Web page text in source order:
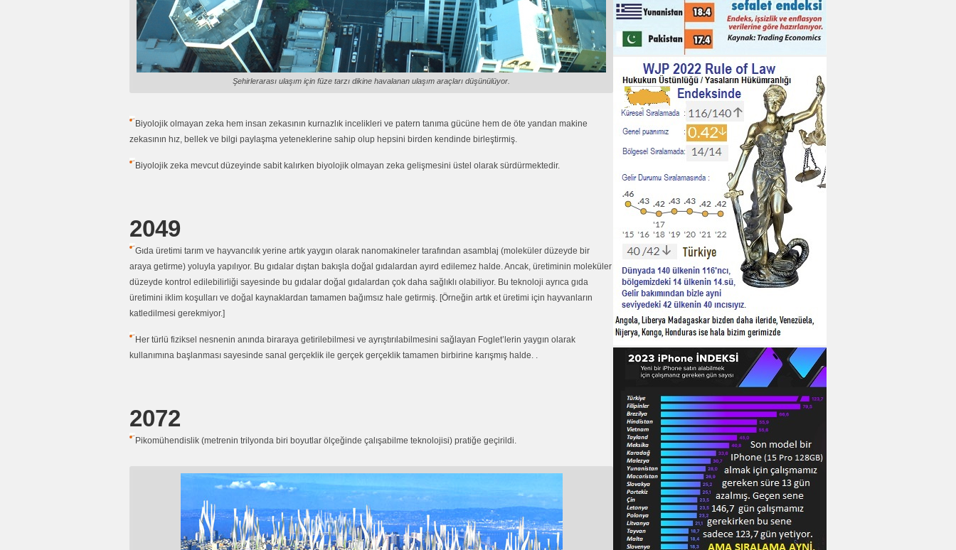
Şehirlerarası ulaşım için füze tarzı dikine havalanan ulaşım araçları düşünülüyor.
Biyolojik olmayan zeka hem insan zekasının kurnazlık incelikleri ve patern tanıma gücüne hem de öte yandan makine
zekasının hız, bellek ve bilgi paylaşma yeteneklerine sahip olup hepsini birden kendinde birleştirmiş.
Biyolojik zeka mevcut düzeyinde sabit kalırken biyolojik olmayan zeka gelişmesini üstel olarak sürdürmektedir.
2049
Gıda üretimi tarım ve hayvancılık yerine artık yaygın olarak nanomakineler tarafından asamblaj (moleküler düzeyde bir
araya getirme) yoluyla yapılıyor. Bu gıdalar dıştan bakışla doğal gıdalardan ayırd edilemez halde. Ancak, üretiminin moleküler
düzeyde kontrol edilebilirliği sayesinde bu gıdalar doğal gıdalardan çok daha sağlıklı olabiliyor. Bu teknoloji ayrıca gıda
üretimini iklim koşulları ve doğal kaynaklardan tamamen bağımsız hale getirmiş. [Örneğin artık et üretimi için hayvanların
katledilmesi gerekmiyor.]
Her türlü fiziksel nesnenin anında biraraya getirilebilmesi ve ayrıştırılabilmesini sağlayan Foglet’lerin yaygın olarak
kullanımına başlanması sayesinde sanal gerçeklik ile gerçek gerçeklik tamamen birbirine karışmış halde. .
2072
Pikomühendislik (metrenin trilyonda biri boyutlar ölçeğinde çalışabilme teknolojisi) pratiğe geçirildi.